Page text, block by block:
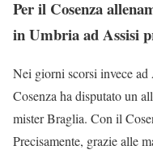
Per il Cosenza
in Umbria ad Assisi
Nei giorni scorsi invece
Cosenza ha disputato un
mister Braglia. Con il
Precisamente, grazie alle